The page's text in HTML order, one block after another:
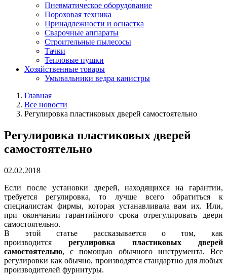
Пневматическое оборудование
Пороховая техника
Принадлежности и оснастка
Сварочные аппараты
Строительные пылесосы
Тачки
Тепловые пушки
Хозяйственные товары
Умывальники ведра канистры
Главная
Все новости
Регулировка пластиковых дверей самостоятельно
Регулировка пластиковых дверей
самостоятельно
02.02.2018
Если после установки дверей, находящихся на гарантии,
требуется регулировка, то лучше всего обратиться к
специалистам фирмы, которая устанавливала вам их. Или,
при окончании гарантийного срока отрегулировать двери
самостоятельно.
В этой статье рассказывается о том, как
производитсярегулировка пластиковых дверей
самостоятельно, с помощью обычного инструмента. Все
регулировки как обычно, производятся стандартно для любых
производителей фурнитуры.